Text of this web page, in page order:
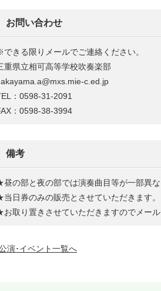
お問い合わせ
できる限りメールでご連絡ください。
重県立相可高等学校吹奏楽部
c.ed.jp
：0598-31-2091
：0598-38-3994
備考
の部と夜の部では演奏曲目等が一部異な
日券のみの販売とさせていただきます。
取り置きさせていただきますのでメール
演･イベント一覧へ